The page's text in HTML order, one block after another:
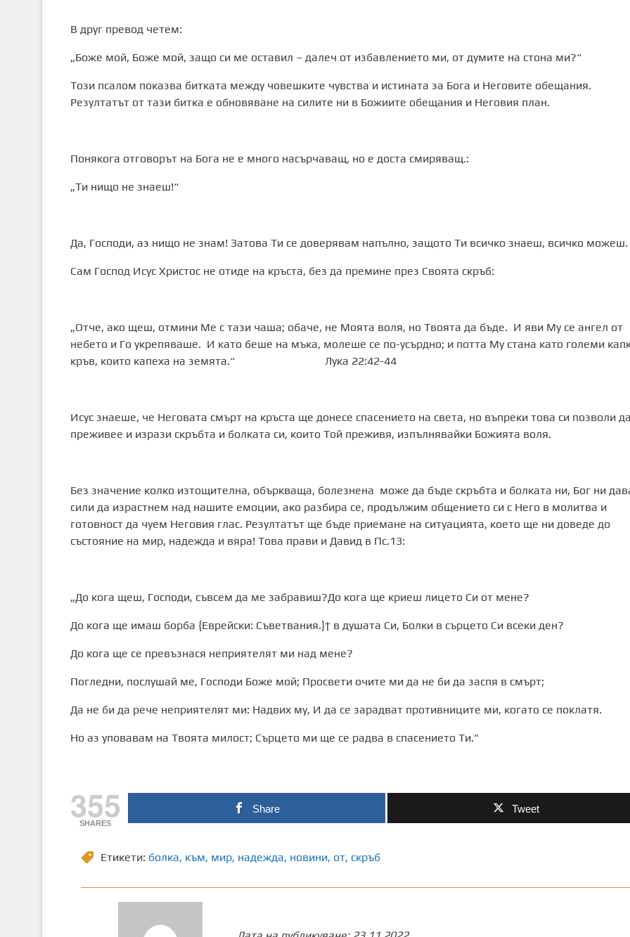
В друг превод четем:
„Боже мой, Боже мой, защо си ме оставил – далеч от избавлението ми, от думите на стона ми?“
Този псалом показва битката между човешките чувства и истината за Бога и Неговите обещания.
Резултатът от тази битка е обновяване на силите ни в Божиите обещания и Неговия план.
Понякога отговорът на Бога не е много насърчаващ, но е доста смиряващ.:
„Ти нищо не знаеш!“
Да, Господи, аз нищо не знам! Затова Ти се доверявам напълно, защото Ти всичко знаеш, всичко можеш.
Сам Господ Исус Христос не отиде на кръста, без да премине през Своята скръб:
„Отче, ако щеш, отмини Ме с тази чаша; обаче, не Моята воля, но Твоята да бъде. И яви Му се ангел от
небето и Го укрепяваше. И като беше на мъка, молеше се по-усърдно; и потта Му стана като големи
кръв, които капеха на земята.“ Лука 22:42-44
Исус знаеше, че Неговата смърт на кръста ще донесе спасението на света, но въпреки това си позволи
преживее и изрази скръбта и болката си, които Той преживя, изпълнявайки Божията воля.
Без значение колко изтощителна, объркваща, болезнена може да бъде скръбта и болката ни, Бог ни
сили да израстнем над нашите емоции, ако разбира се, продължим общението си с Него в молитва и
готовност да чуем Неговия глас. Резултатът ще бъде приемане на ситуацията, което ще ни доведе до
състояние на мир, надежда и вяра! Това прави и Давид в Пс.13:
„До кога щеш, Господи, съвсем да ме забравиш?До кога ще криеш лицето Си от мене?
До кога ще имаш борба {Еврейски: Съветвания.}† в душата Си, Болки в сърцето Си всеки ден?
До кога ще се превъзнася неприятелят ми над мене?
Погледни, послушай ме, Господи Боже мой; Просвети очите ми да не би да заспя в смърт;
Да не би да рече неприятелят ми: Надвих му, И да се зарадват противниците ми, когато се поклатя.
Но аз уповавам на Твоята милост; Сърцето ми ще се радва в спасението Ти."
355
SHARES
Share Tweet
Етикети: болка, към, мир, надежда, новини, от, скръб